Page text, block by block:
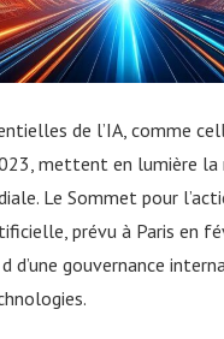
de l’IA, comme
mettent en lumière la
Le Sommet pour
prévu à Paris en
d’une gouvernance